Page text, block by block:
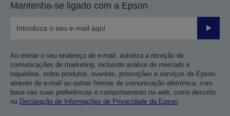
Mantenha-se ligado com a Epson
Enviar
Ao enviar o seu endereço de e-mail, autoriza a receção de
comunicações de marketing, incluindo análise de mercado e
inquéritos, sobre produtos, eventos, promoções e serviços da Epson
através de e-mail ou outras formas de comunicação eletrónica, com
base nas suas preferências e comportamento na web, como descrito
na Declaração de Informações de Privacidade da Epson.